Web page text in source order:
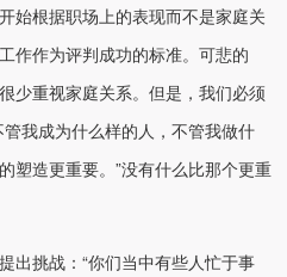
始根据职场上的表现而不是家庭关
作作为评判成功的标准。可悲的
少重视家庭关系。但是，我们必须
我成为什么样的人，不管我做什
塑造更重要。”没有什么比那个更重
出挑战：“你们当中有些人忙于事